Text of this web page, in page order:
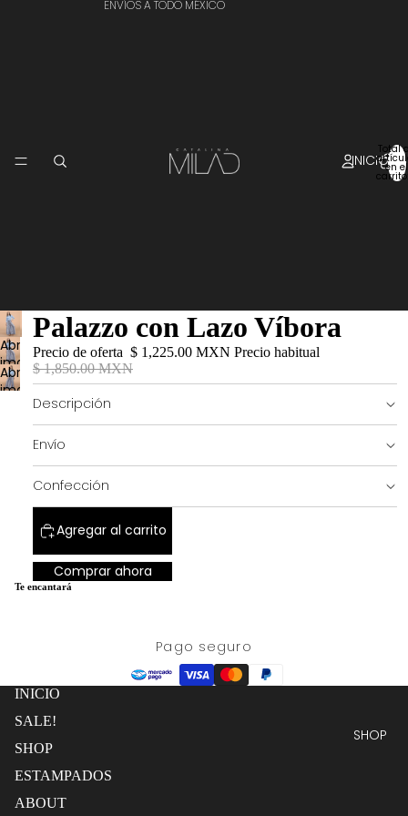
ENVÍOS A TODO MÉXICO
INICIO
SHOP
Total
en el
Abrir
imagen
a
pantalla
Abrir
imagen
pantalla
completa
Palazzo con Lazo Víbora
Precio de oferta $ 1,225.00 MXN Precio habitual
$ 1,850.00 MXN
Descripción
Envío
Confección
Agregar al carrito
Comprar ahora
Te encantará
Pago seguro
INICIO
SALE!
SHOP
ESTAMPADOS
ABOUT